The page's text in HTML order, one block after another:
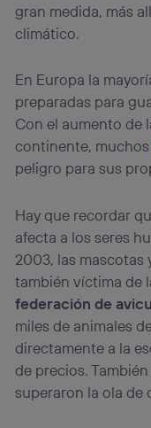
gran medida, más
climático.
En Europa la
preparadas para
Con el aumento de
continente, muchos
peligro para sus
Hay que recordar
afecta a los seres
2003, las mascotas
también víctima de
federación de
miles de animales
directamente a la
de precios.
superaron la ola de